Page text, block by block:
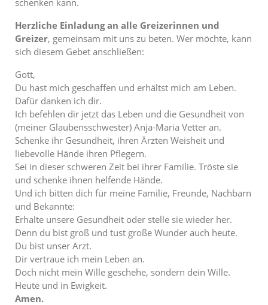
Herzliche Einladung an alle Greizerinnen und
Greizer, gemeinsam mit uns zu beten. Wer möchte, kann
sich diesem Gebet anschließen:
Gott,
Du hast mich geschaffen und erhältst mich am Leben.
Dafür danken ich dir.
Ich befehlen dir jetzt das Leben und die Gesundheit von
(meiner Glaubensschwester) Anja-Maria Vetter an.
Schenke ihr Gesundheit, ihren Ärzten Weisheit und
liebevolle Hände ihren Pflegern.
Sei in dieser schweren Zeit bei ihrer Familie. Tröste sie
und schenke ihnen helfende Hände.
Und ich bitten dich für meine Familie, Freunde, Nachbarn
und Bekannte:
Erhalte unsere Gesundheit oder stelle sie wieder her.
Denn du bist groß und tust große Wunder auch heute.
Du bist unser Arzt.
Dir vertraue ich mein Leben an.
Doch nicht mein Wille geschehe, sondern dein Wille.
Heute und in Ewigkeit.
Amen.